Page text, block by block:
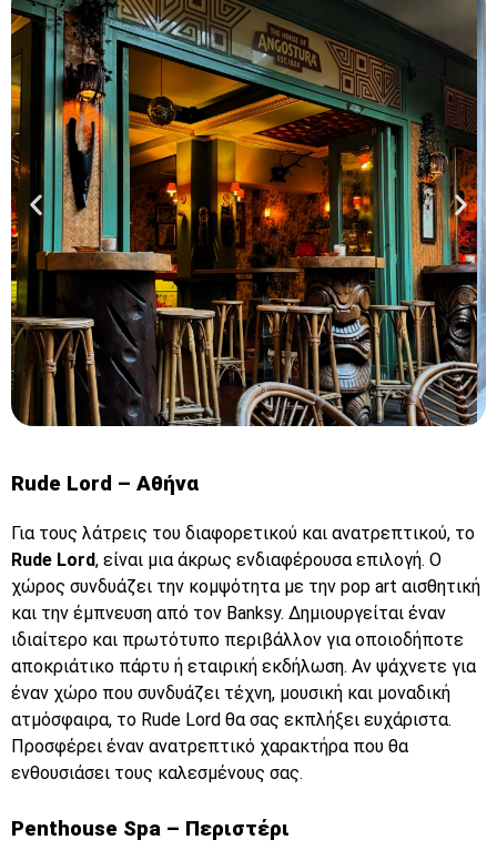
Rude
Lord
Here
Rude Lord – Αθήνα
Για τους λάτρεις του διαφορετικού και ανατρεπτικού, το
Rude Lord, είναι μια άκρως ενδιαφέρουσα επιλογή. Ο
χώρος συνδυάζει την κομψότητα με την pop art αισθητική
και την έμπνευση από τον Banksy. Δημιουργείται έναν
ιδιαίτερο και πρωτότυπο περιβάλλον για οποιοδήποτε
αποκριάτικο πάρτυ ή εταιρική εκδήλωση. Αν ψάχνετε για
έναν χώρο που συνδυάζει τέχνη, μουσική και μοναδική
ατμόσφαιρα, το Rude Lord θα σας εκπλήξει ευχάριστα.
Προσφέρει έναν ανατρεπτικό χαρακτήρα που θα
ενθουσιάσει τους καλεσμένους σας.
Penthouse Spa – Περιστέρι